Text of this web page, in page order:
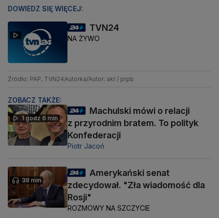
DOWIEDZ SIĘ WIĘCEJ:
TVN24
NA ŻYWO
Źródło: PAP, TVN24 Autorka/Autor: akr / prpb
ZOBACZ TAKŻE:
1 godz 6 min
Machulski mówi o relacji
z przyrodnim bratem. To polityk
Konfederacji
Piotr Jacoń
38 min
Amerykański senat
zdecydował. "Zła wiadomość dla
Rosji"
ROZMOWY NA SZCZYCIE